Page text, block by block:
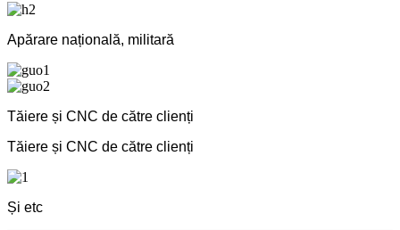
Apărare națională, militară
Tăiere și CNC de către clienți
Tăiere și CNC de către clienți
Și etc